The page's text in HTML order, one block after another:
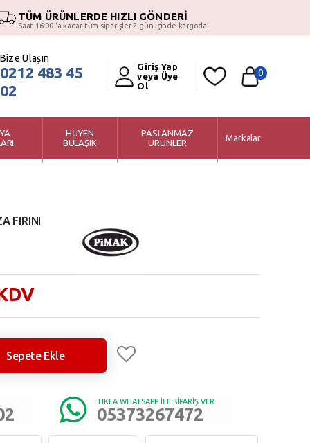
TÜM ÜRÜNLERDE HIZLI GÖNDERİ
Saat 16:00 ‘a kadar tüm siparişler 2 gün içinde kargoda!
Bize Ulaşın
0212 483 45
02
Giriş Yap
veya Üye
Ol
0
HİJYEN
BULAŞIK
PASLANMAZ
ÜRÜNLER
Markalar
FIRINI
TIKLA WHATSAPP İLE SİPARİŞ VER
05373267472
Sepete Ekle